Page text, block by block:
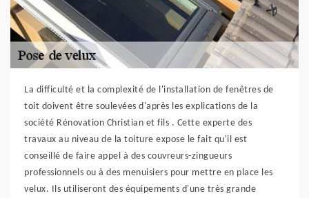
La difficulté et la complexité de l'installation de fenêtres de
toit doivent être soulevées d'après les explications de la
société Rénovation Christian et fils . Cette experte des
travaux au niveau de la toiture expose le fait qu'il est
conseillé de faire appel à des couvreurs-zingueurs
professionnels ou à des menuisiers pour mettre en place les
velux. Ils utiliseront des équipements d'une très grande